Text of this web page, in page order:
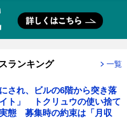
ランキング 一覧
され、ビルの6階から突き落
ト」 トクリュウの使い捨て
態 募集時の約束は「月収